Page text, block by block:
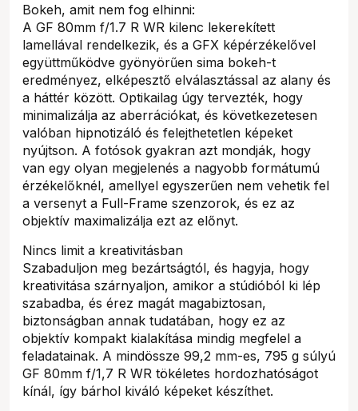
Bokeh, amit nem fog elhinni:
A GF 80mm f/1.7 R WR kilenc lekerekített
lamellával rendelkezik, és a GFX képérzékelővel
együttműködve gyönyörűen sima bokeh-t
eredményez, elképesztő elválasztással az alany és
a háttér között. Optikailag úgy tervezték, hogy
minimalizálja az aberrációkat, és következetesen
valóban hipnotizáló és felejthetetlen képeket
nyújtson. A fotósok gyakran azt mondják, hogy
van egy olyan megjelenés a nagyobb formátumú
érzékelőknél, amellyel egyszerűen nem vehetik fel
a versenyt a Full-Frame szenzorok, és ez az
objektív maximalizálja ezt az előnyt.
Nincs limit a kreativitásban
Szabaduljon meg bezártságtól, és hagyja, hogy
kreativitása szárnyaljon, amikor a stúdióból ki lép
szabadba, és érez magát magabiztosan,
biztonságban annak tudatában, hogy ez az
objektív kompakt kialakítása mindig megfelel a
feladatainak. A mindössze 99,2 mm-es, 795 g súlyú
GF 80mm f/1,7 R WR tökéletes hordozhatóságot
kínál, így bárhol kiváló képeket készíthet.